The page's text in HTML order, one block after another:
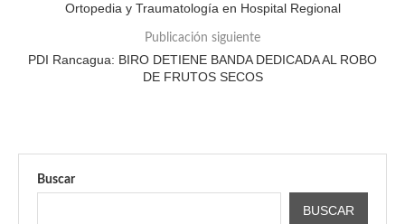
Ortopedia y Traumatología en Hospital Regional
Publicación siguiente
PDI Rancagua: BIRO DETIENE BANDA DEDICADA AL ROBO
DE FRUTOS SECOS
Buscar
BUSCAR